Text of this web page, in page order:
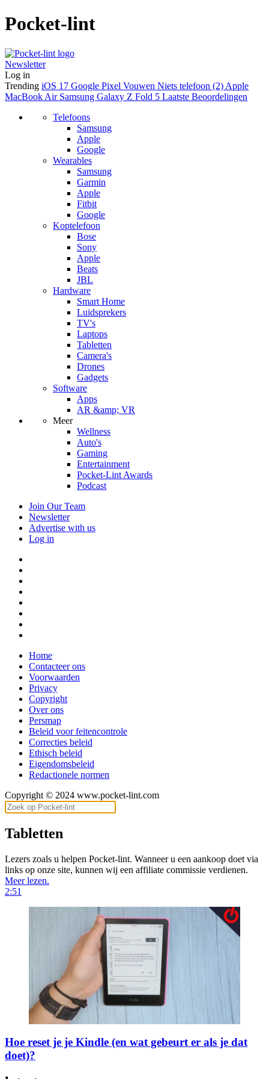
Pocket-lint
Newsletter
Log in
Trending iOS 17 Google Pixel Vouwen Niets telefoon (2) Apple
MacBook Air Samsung Galaxy Z Fold 5 Laatste Beoordelingen
Telefoons
Samsung
Apple
Google
Wearables
Samsung
Garmin
Apple
Fitbit
Google
Koptelefoon
Bose
Sony
Apple
Beats
JBL
Hardware
Smart Home
Luidsprekers
TV's
Laptops
Tabletten
Camera's
Drones
Gadgets
Software
Apps
AR &amp; VR
Meer
Wellness
Auto's
Gaming
Entertainment
Pocket-Lint Awards
Podcast
Join Our Team
Newsletter
Advertise with us
Log in
Home
Contacteer ons
Voorwaarden
Privacy
Copyright
Over ons
Persmap
Beleid voor feitencontrole
Correcties beleid
Ethisch beleid
Eigendomsbeleid
Redactionele normen
Copyright © 2024 www.pocket-lint.com
Tabletten
Lezers zoals u helpen Pocket-lint. Wanneer u een aankoop doet via
links op onze site, kunnen wij een affiliate commissie verdienen.
Meer lezen.
2:51
Hoe reset je je Kindle (en wat gebeurt er als je dat
doet)?